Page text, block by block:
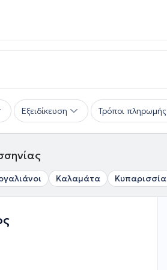
Εξειδίκευση Τρόποι πληρωμής
Καλαμάτα Κυπαρισσία